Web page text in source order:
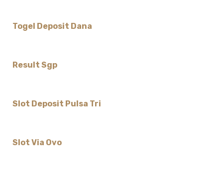
Togel Deposit Dana
Result Sgp
Slot Deposit Pulsa Tri
Slot Via Ovo